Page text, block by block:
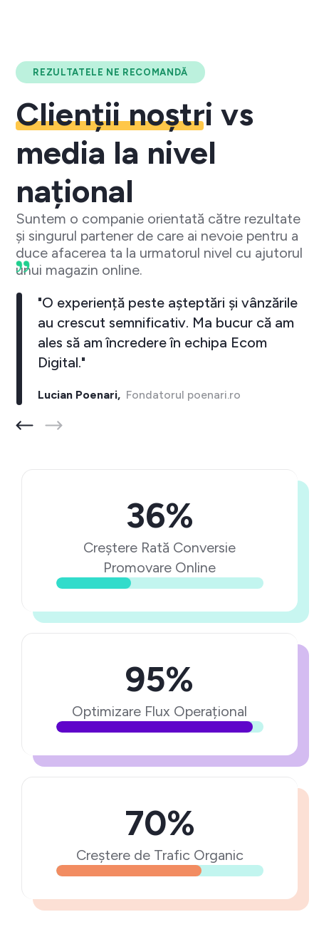
REZULTATELE NE RECOMANDĂ
Clienții noștri vs
media la nivel
național
Suntem o companie orientată către rezultate
și singurul partener de care ai nevoie pentru a
duce afacerea ta la urmatorul nivel cu ajutorul
unui magazin online.
"O experiență peste așteptări și vânzările
au crescut semnificativ. Ma bucur că am
ales să am încredere în echipa Ecom
Digital."
Lucian Poenari,Fondatorul poenari.ro
36%
Creștere Rată Conversie
Promovare Online
95%
Optimizare Flux Operațional
70%
Creștere de Trafic Organic